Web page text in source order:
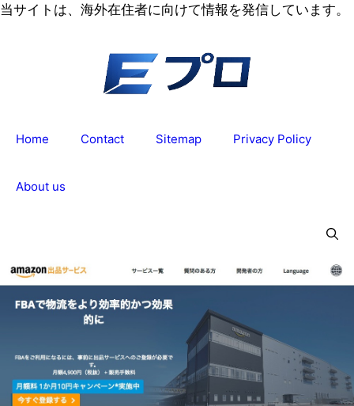
コ
当サイトは、海外在住者に向けて情報を発信しています。
Home Contact Sitemap Privacy Policy
About us